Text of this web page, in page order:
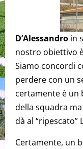
D’Alessandro in
nostro obiettivo
Siamo concordi
perdere con un
certamente è
della squadra
dà al “ripescato”
Certamente, un